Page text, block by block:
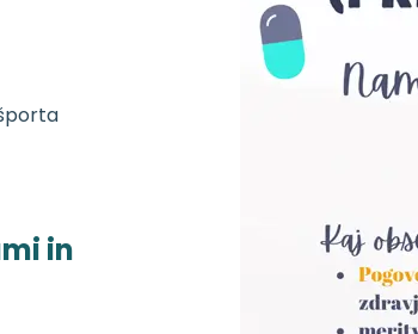
in